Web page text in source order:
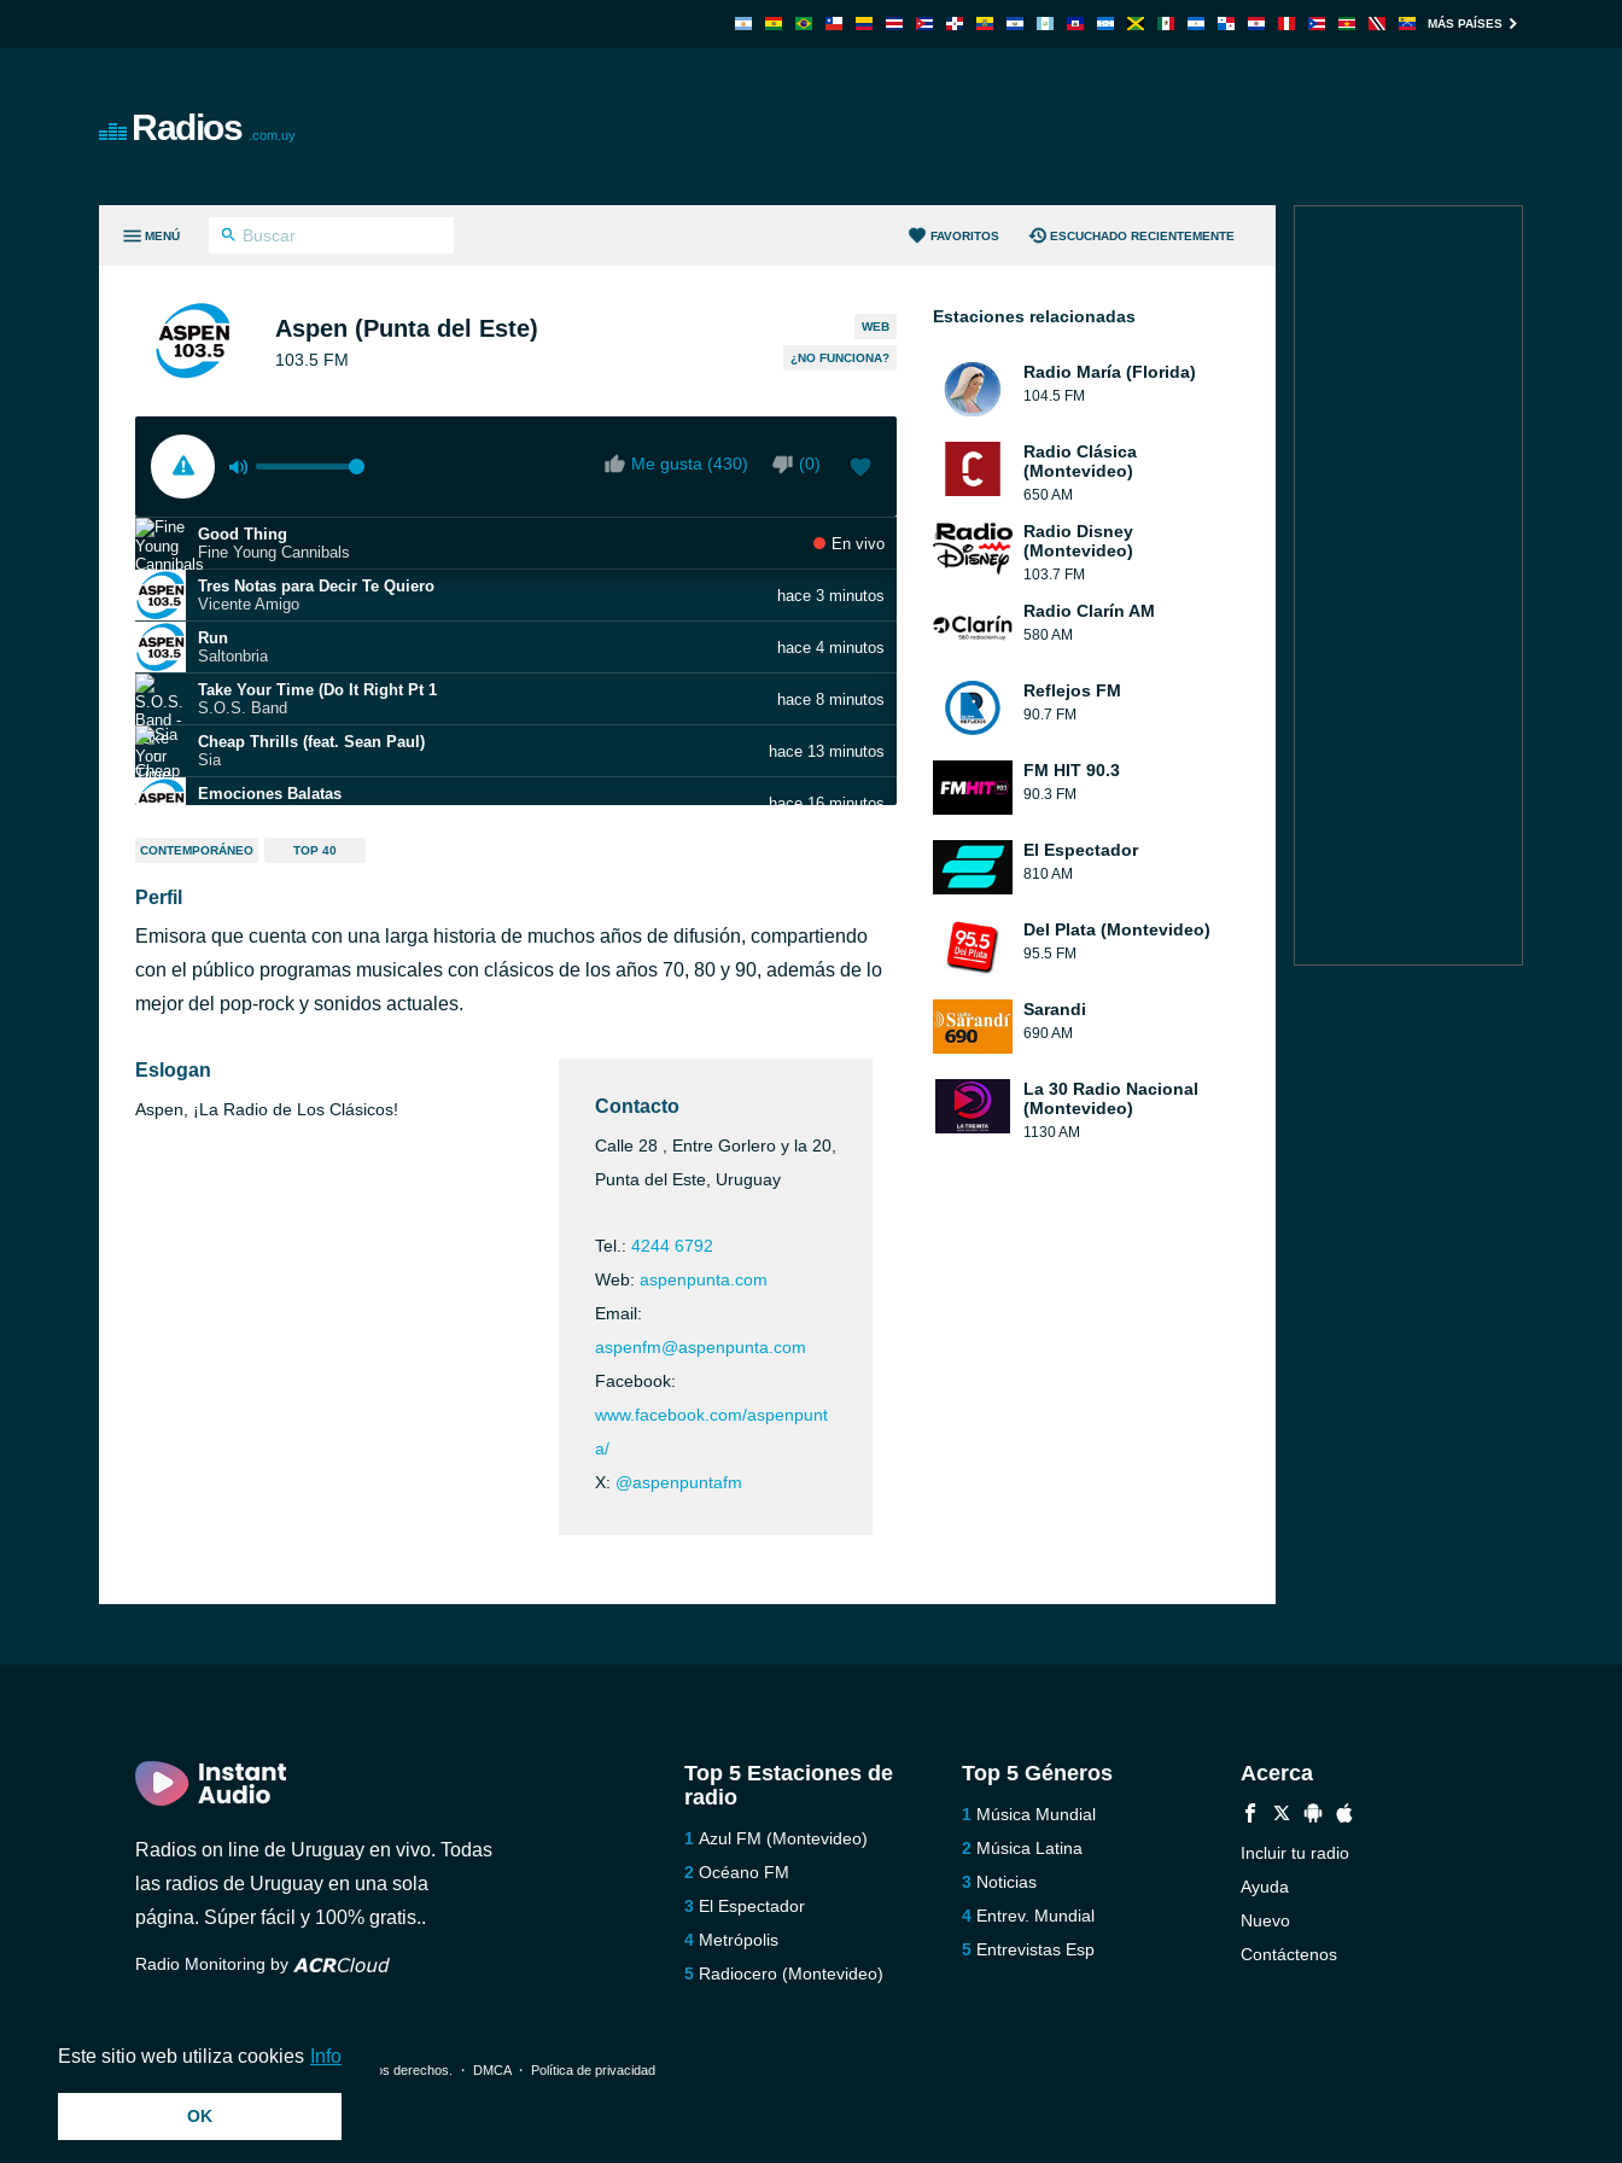
MÁS PAÍSES
Radios .com.uy
MENÚ FAVORITOS ESCUCHADO RECIENTEMENTE
Aspen (Punta del Este)
103.5 FM
WEB
¿NO FUNCIONA?
Me gusta (430) (0)
Good Thing
Fine Young Cannibals
En vivo
Tres Notas para Decir Te Quiero
Vicente Amigo
hace 3 minutos
Run
Saltonbria
hace 4 minutos
Take Your Time (Do It Right Pt 1
S.O.S. Band
hace 8 minutos
Cheap Thrills (feat. Sean Paul)
Sia
hace 13 minutos
Emociones Balatas
hace 16 minutos
Dreams
Lança Perfume - Ao Vivo
Rita Lee
hace 24 minutos
Wake Up
MBB
CONTEMPORÁNEO TOP 40
Perfil
Emisora que cuenta con una larga historia de muchos años de difusión, compartiendo
con el público programas musicales con clásicos de los años 70, 80 y 90, además de lo
mejor del pop-rock y sonidos actuales.
Eslogan
Aspen, ¡La Radio de Los Clásicos! Contacto
Calle 28 , Entre Gorlero y la 20,
Punta del Este, Uruguay
Tel.: 4244 6792
Web: aspenpunta.com
Email:
aspenfm@aspenpunta.com
Facebook:
www.facebook.com/aspenpunt
a/
X: @aspenpuntafm
Estaciones relacionadas
Radio María (Florida)
104.5 FM
Radio Clásica
(Montevideo)
650 AM
Radio Disney
(Montevideo)
103.7 FM
Radio Clarín AM
580 AM
Reflejos FM
90.7 FM
FM HIT 90.3
90.3 FM
El Espectador
810 AM
Del Plata (Montevideo)
95.5 FM
Sarandi
690 AM
La 30 Radio Nacional
(Montevideo)
1130 AM
Radios on line de Uruguay en vivo. Todas
las radios de Uruguay en una sola
página. Súper fácil y 100% gratis..
Radio Monitoring by
Top 5 Estaciones de
radio
Azul FM (Montevideo)
Océano FM
El Espectador
Metrópolis
Radiocero (Montevideo)
Top 5 Géneros
Música Mundial
Música Latina
Noticias
Entrev. Mundial
Entrevistas Esp
Acerca
Incluir tu radio
Ayuda
Nuevo
Contáctenos
© 2026 InstantAudio. Reservados todos los derechos. ・ DMCA・ Política de privacidad
Este sitio web utiliza cookies Info
OK